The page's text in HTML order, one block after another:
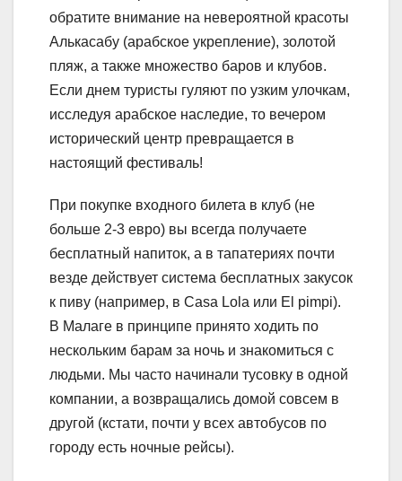
обратите внимание на невероятной красоты
Алькасабу (арабское укрепление), золотой
пляж, а также множество баров и клубов.
Если днем туристы гуляют по узким улочкам,
исследуя арабское наследие, то вечером
исторический центр превращается в
настоящий фестиваль!
При покупке входного билета в клуб (не
больше 2-3 евро) вы всегда получаете
бесплатный напиток, а в тапатериях почти
везде действует система бесплатных закусок
к пиву (например, в Casa Lola или El pimpi).
В Малаге в принципе принято ходить по
нескольким барам за ночь и знакомиться с
людьми. Мы часто начинали тусовку в одной
компании, а возвращались домой совсем в
другой (кстати, почти у всех автобусов по
городу есть ночные рейсы).